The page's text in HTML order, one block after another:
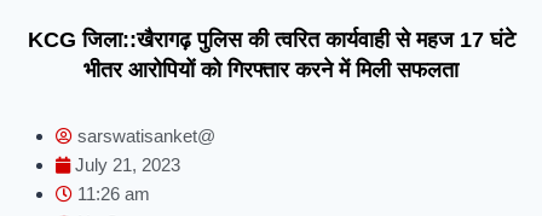
KCG जिला::खैरागढ़ पुलिस की त्वरित कार्यवाही से महज 17 घंटे
भीतर आरोपियों को गिरफ्तार करने में मिली सफलता
sarswatisanket@
July 21, 2023
11:26 am